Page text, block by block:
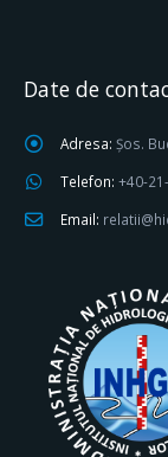
Date de
Adresa: Șos.
Telefon: +40-
Email: